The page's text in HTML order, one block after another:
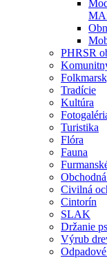
PHRSR
Tradície
Kultúra
Turistika
Flóra
Fauna
Civilná
Cintorín
SLAK
Držanie
Výrub